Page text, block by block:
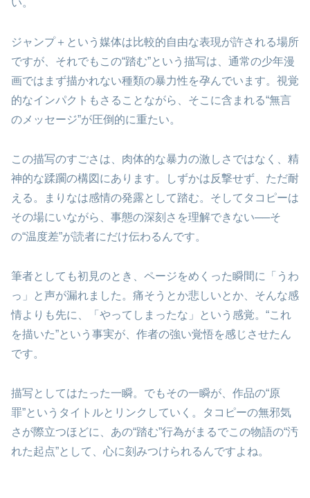
い。
ジャンプ＋という媒体は比較的自由な表現が許される場所
ですが、それでもこの“踏む”という描写は、通常の少年漫
画ではまず描かれない種類の暴力性を孕んでいます。視覚
的なインパクトもさることながら、そこに含まれる“無言
のメッセージ”が圧倒的に重たい。
この描写のすごさは、肉体的な暴力の激しさではなく、精
神的な蹂躙の構図にあります。しずかは反撃せず、ただ耐
える。まりなは感情の発露として踏む。そしてタコピーは
その場にいながら、事態の深刻さを理解できない──そ
の“温度差”が読者にだけ伝わるんです。
筆者としても初見のとき、ページをめくった瞬間に「うわ
っ」と声が漏れました。痛そうとか悲しいとか、そんな感
情よりも先に、「やってしまったな」という感覚。“これ
を描いた”という事実が、作者の強い覚悟を感じさせたん
です。
描写としてはたった一瞬。でもその一瞬が、作品の“原
罪”というタイトルとリンクしていく。タコピーの無邪気
さが際立つほどに、あの“踏む”行為がまるでこの物語の“汚
れた起点”として、心に刻みつけられるんですよね。